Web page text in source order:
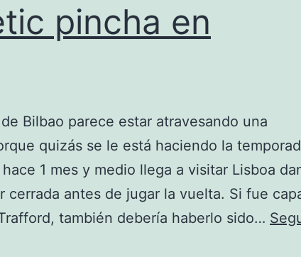
pincha en
Bilbao parece estar atravesando una
quizás se le está haciendo la
1 mes y medio llega a visitar Lisboa
cerrada antes de jugar la vuelta. Si fue
también debería haberlo sido…